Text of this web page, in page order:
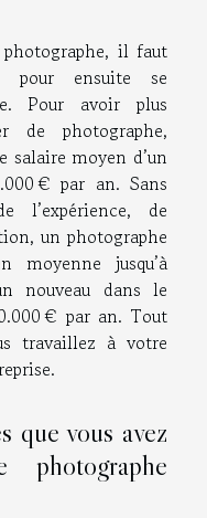
il faut
pour ensuite se
Pour avoir plus
de photographe,
salaire moyen d’un
€ par an. Sans
l’expérience, de
un photographe
moyenne jusqu’à
nouveau dans le
€ par an. Tout
travaillez à votre
que vous avez
photographe